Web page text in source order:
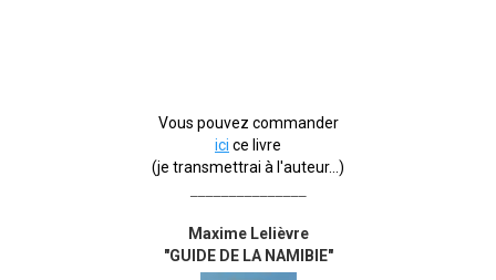
Vous pouvez commander
ici ce livre
(je transmettrai à l'auteur...)
Maxime Lelièvre
"GUIDE DE LA NAMIBIE"